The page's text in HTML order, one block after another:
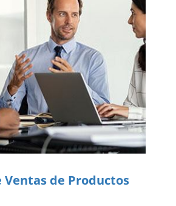
Ventas de Productos